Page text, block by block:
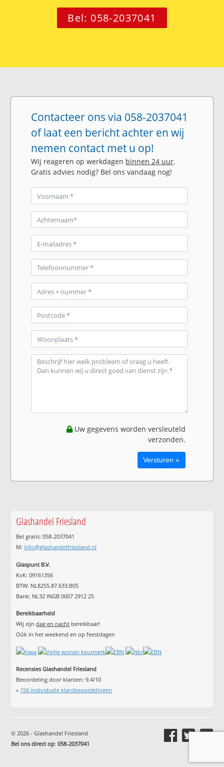
Bel: 058-2037041
Contacteer ons via 058-2037041
of laat een bericht achter en wij
nemen contact met u op!
Wij reageren op werkdagen binnen 24 uur.
Gratis advies nodig? Bel ons vandaag nog!
Uw gegevens worden versleuteld
verzonden.
Glashandel Friesland
Bel gratis: 058-2037041
M: info@glashandelfriesland.nl
Glaspunt B.V.
KvK: 09161356
BTW: NL8255.87.633.B05
Bank: NL32 INGB 0007 2912 25
Bereikbaarheid
Wij zijndag en nacht bereikbaar!
Oók in het weekend en op feestdagen
Recensies Glashandel Friesland
Beoordeling door klanten:9.4/10
» 156 individuele klantbeoordelingen
© 2026 - Glashandel Friesland
Bel ons direct op:058-2037041